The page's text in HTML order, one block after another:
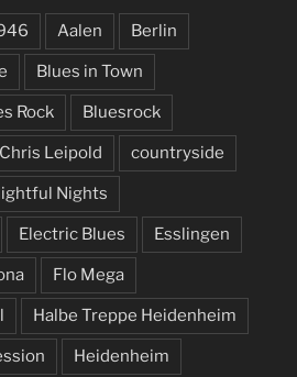
Aalen Berlin
Blues in Town
Rock Bluesrock
Chris Leipold countryside
Nights
Electric Blues Esslingen
Flo Mega
Halbe Treppe Heidenheim
Heidenheim